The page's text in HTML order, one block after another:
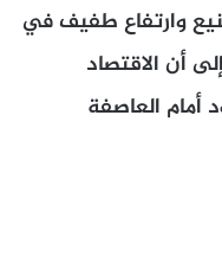
وارتفاع طفيف في
أن الاقتصاد
أمام العاصفة